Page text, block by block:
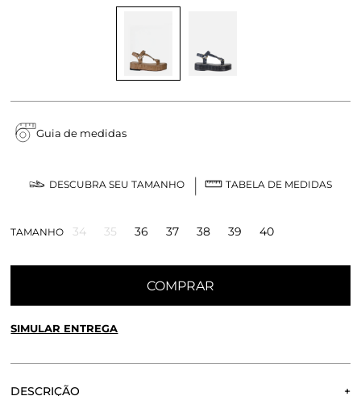
Guia de medidas
DESCUBRA SEU TAMANHO TABELA DE MEDIDAS
TAMANHO 34 35 36 37 38 39 40
COMPRAR
SIMULAR ENTREGA
DESCRIÇÃO